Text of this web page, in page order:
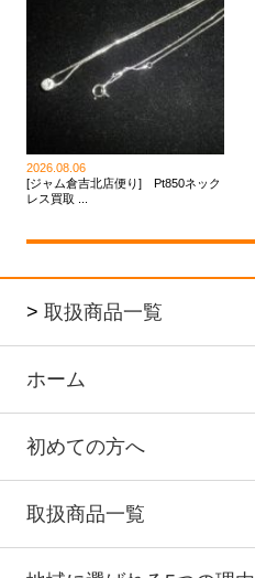
2026.08.06
[ジャム倉吉北店便り] Pt850ネック
レス買取 ...
> 取扱商品一覧
ホーム
初めての方へ
取扱商品一覧